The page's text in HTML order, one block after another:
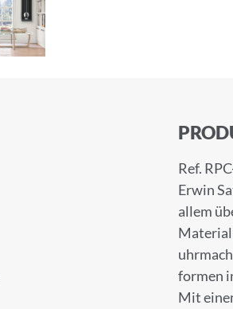
Ref.
Erwin
allem
formen
Mit